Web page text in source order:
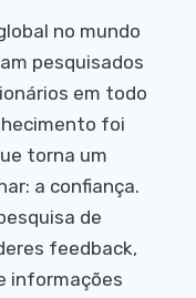
no mundo
pesquisados
em todo
foi
torna um
a confiança.
de
feedback,
informações